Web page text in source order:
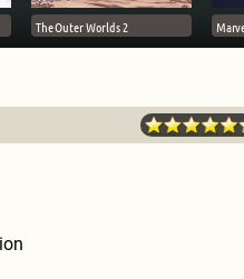
The Outer Worlds 2